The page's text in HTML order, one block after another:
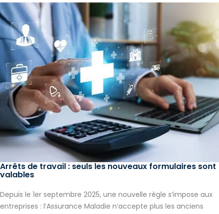
Arrêts de travail : seuls les nouveaux formulaires sont
valables
Depuis le 1er septembre 2025, une nouvelle règle s’impose aux
entreprises : l’Assurance Maladie n’accepte plus les anciens